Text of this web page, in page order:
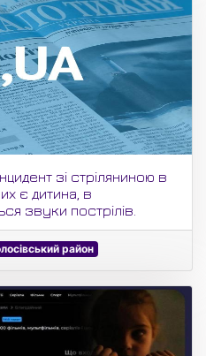
зі стріляниною в
є дитина, в
звуки пострілів.
район